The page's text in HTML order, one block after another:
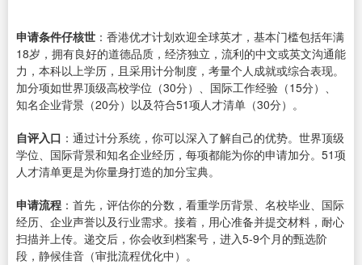
申请条件仔核世 ：香港优才计划欢迎全球英才，基本门槛包括年满
18岁，拥有良好的道德品质，经济独立，流利的中文或英文沟通能
力，本科以上学历，且采用计分制度，考量个人成就或综合表现。
加分项如世界顶级高校学位（30分）、国际工作经验（15分）、
知名企业背景（20分）以及符合51项人才清单（30分）。
自评入口 ：通过计分系统，你可以深入了解自己的优势。世界顶级
学位、国际背景和知名企业经历，每项都能为你的申请加分。51项
人才清单更是为你量身打造的加分宝典。
申请流程 ：首先，评估你的分数，看重学历背景、名校毕业、国际
经历、企业声誉以及行业需求。接着，用心准备并提交材料，耐心
扫描并上传。递交后，你会收到档案号，进入5-9个月的甄选阶
段，静候佳音（审批流程优化中）。